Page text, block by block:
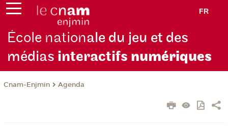
FR
École nationale du jeu et des
médias interactifs numériques
Cnam-Enjmin Agenda